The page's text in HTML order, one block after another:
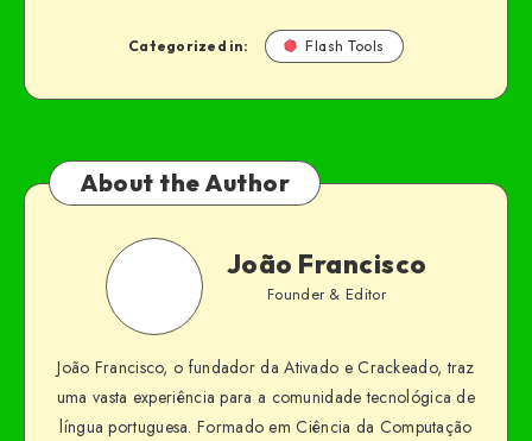
Categorized in: Flash Tools
About the Author
João Francisco
Founder & Editor
João Francisco, o fundador da Ativado e Crackeado, traz
uma vasta experiência para a comunidade tecnológica de
língua portuguesa. Formado em Ciência da Computação